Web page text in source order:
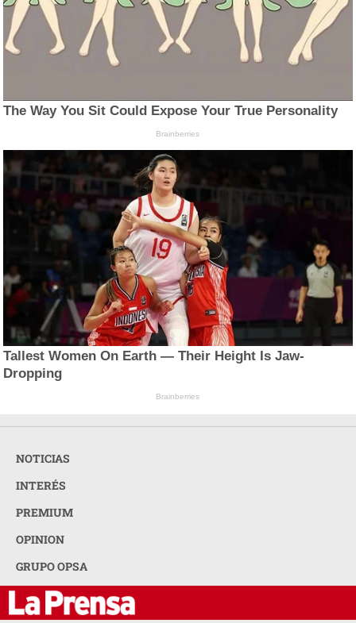
The Way You Sit Could Expose Your True Personality
Brainberries
Tallest Women On Earth — Their Height Is Jaw-
Dropping
Brainberries
NOTICIAS
INTERÉS
PREMIUM
OPINION
GRUPO OPSA